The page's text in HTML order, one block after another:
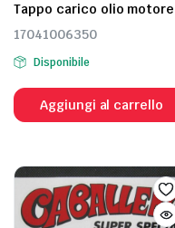
Tappo carico olio motore
17041006350
Disponibile
Aggiungi al carrello